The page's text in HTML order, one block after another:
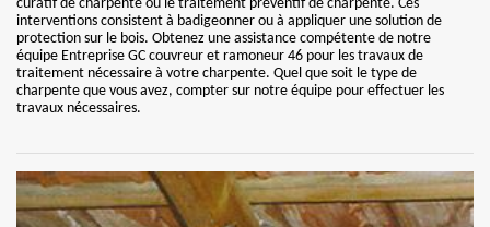
curatif de charpente ou le traitement préventif de charpente. Ces
interventions consistent à badigeonner ou à appliquer une solution de
protection sur le bois. Obtenez une assistance compétente de notre
équipe Entreprise GC couvreur et ramoneur 46 pour les travaux de
traitement nécessaire à votre charpente. Quel que soit le type de
charpente que vous avez, compter sur notre équipe pour effectuer les
travaux nécessaires.